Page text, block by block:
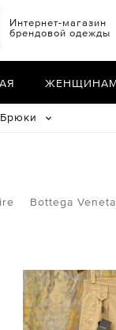
Интернет-магазин
брендовой одежды
Брюки
Bottega Veneta